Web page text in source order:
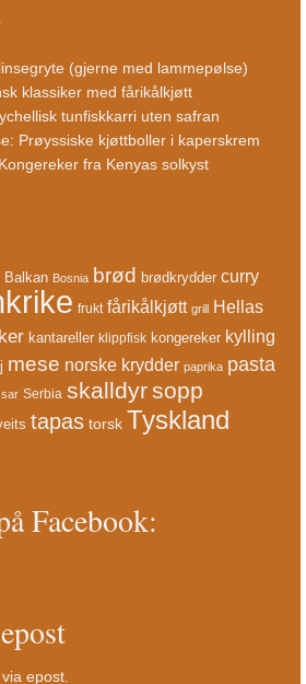
(gjerne med lammepølse)
klassiker med fårikålkjøtt
tunfiskkarri uten safran
Prøyssiske kjøttboller i kaperskrem
fra Kenyas solkyst
Balkan Bosnia brød brødkrydder curry
frukt fårikålkjøtt grill Hellas
kantareller klippfisk kongereker kylling
mese norske krydder paprika pasta
sar Serbia skalldyrsopp
tapas torsk Tyskland
Facebook:
epost.